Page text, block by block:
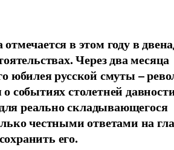
в этом году в
Через два месяца
юбилея русской смуты –
событиях столетней
реально складывающегося
честными ответами на
его.